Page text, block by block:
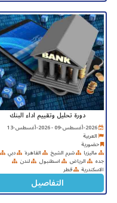
دورة تحليل وتقييم اداء البنك
2026-أغسطس-09 - 2026-أغسطس-13
العربية
حضورية
ماليزيا شرم الشيخ القاهرة دبي
جده الرياض اسطنبول لندن
الاسكندرية قطر
التفاصيل